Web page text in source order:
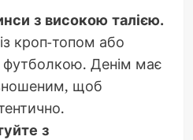
з високою талією.
кроп-топом або
Денім має
щоб
з